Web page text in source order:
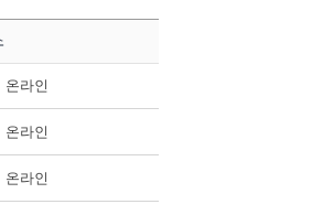
온라인
온라인
온라인